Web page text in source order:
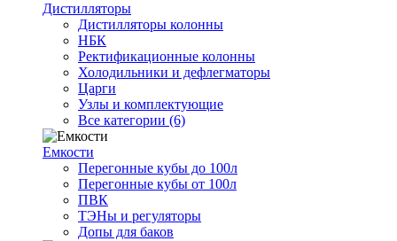
Дистилляторы
Дистилляторы колонны
НБК
Ректификационные колонны
Холодильники и дефлегматоры
Царги
Узлы и комплектующие
Все категории (6)
Емкости
Перегонные кубы до 100л
Перегонные кубы от 100л
ПВК
ТЭНы и регуляторы
Допы для баков